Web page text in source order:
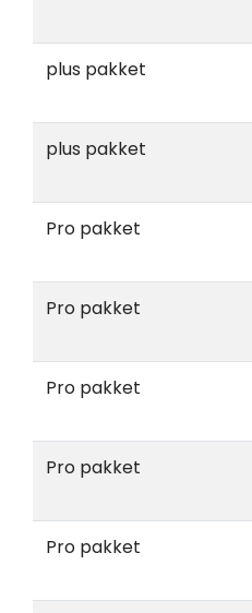
plus pakket
plus pakket
Pro pakket
Pro pakket
Pro pakket
Pro pakket
Pro pakket